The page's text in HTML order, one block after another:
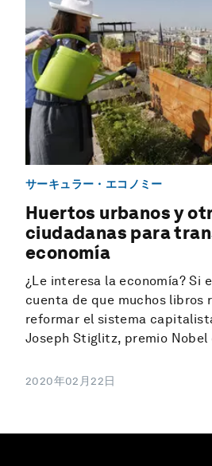
サーキュラー・エコノミー
Huertos urbanos y
ciudadanas para
economía
¿Le interesa la economía? Si
cuenta de que muchos libros
reformar el sistema
Joseph Stiglitz, premio Nobel
2020年02月22日